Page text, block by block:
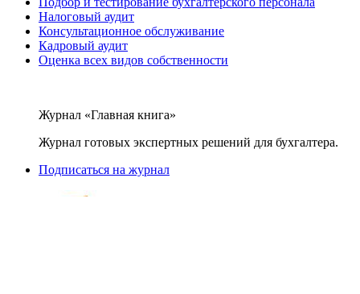
Налоговый аудит
Консультационное обслуживание
Кадровый аудит
Оценка всех видов собственности
Журнал «Главная книга»
Журнал готовых экспертных решений для бухгалтера.
Подписаться на журнал